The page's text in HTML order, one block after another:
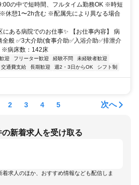
の中で短時間、フルタイム勤務OK ※時短
休憩1〜2h含む ※配属先により異なる場合
にある病院でのお仕事✨ 【お仕事内容】 病
般 ✅3大介助(食事介助✅入浴介助✅排泄介
※病床数：142床
迎 フリーター歓迎 経験不問
未経験者歓迎
交通費支給 長期歓迎 週2・3日からOK シフト制
2 3 4 5 次へ
の新着求人を受け取る
着求人のほか、おすすめ情報なども配信しま